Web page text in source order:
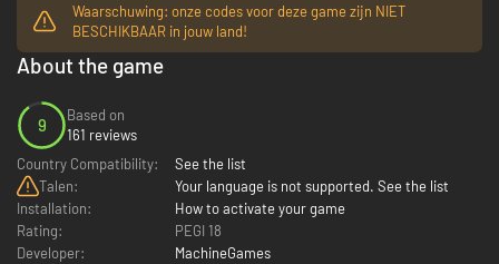
Waarschuwing: onze codes voor deze game zijn NIET
BESCHIKBAAR in jouw land!
About the game
9
Based on
161 reviews
Country Compatibility:
See the list
Talen:
Your language is not supported. See the list
Installation:
How to activate your game
Rating:
PEGI 18
Developer:
MachineGames